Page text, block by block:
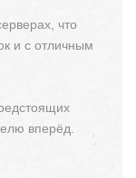
что
и с отличным
вперёд.